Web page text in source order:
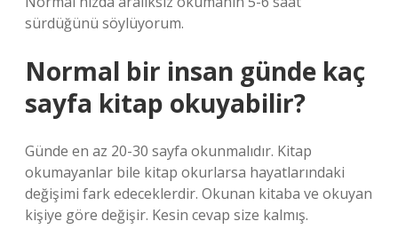
sürdüğünü söylüyorum.
Normal bir insan günde kaç
sayfa kitap okuyabilir?
Günde en az 20-30 sayfa okunmalıdır. Kitap
okumayanlar bile kitap okurlarsa hayatlarındaki
değişimi fark edeceklerdir. Okunan kitaba ve okuyan
kişiye göre değişir. Kesin cevap size kalmış.